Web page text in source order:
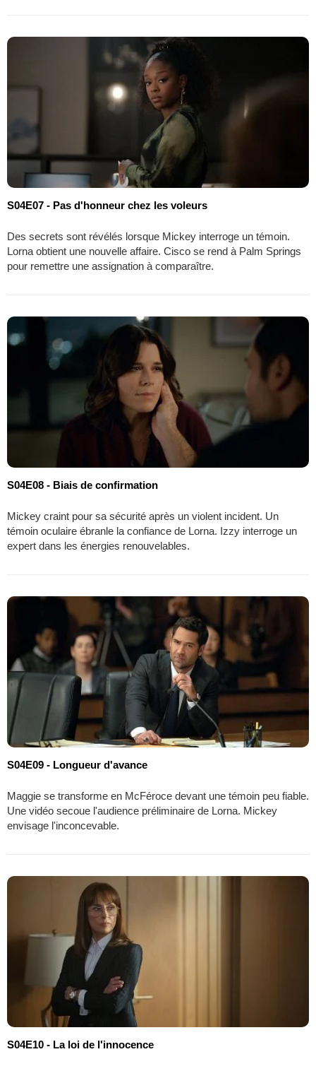
S04E07 - Pas d'honneur chez les voleurs
Des secrets sont révélés lorsque Mickey interroge un témoin.
Lorna obtient une nouvelle affaire. Cisco se rend à Palm Springs
pour remettre une assignation à comparaître.
S04E08 - Biais de confirmation
Mickey craint pour sa sécurité après un violent incident. Un
témoin oculaire ébranle la confiance de Lorna. Izzy interroge un
expert dans les énergies renouvelables.
S04E09 - Longueur d'avance
Maggie se transforme en McFéroce devant une témoin peu fiable.
Une vidéo secoue l'audience préliminaire de Lorna. Mickey
envisage l'inconcevable.
S04E10 - La loi de l'innocence